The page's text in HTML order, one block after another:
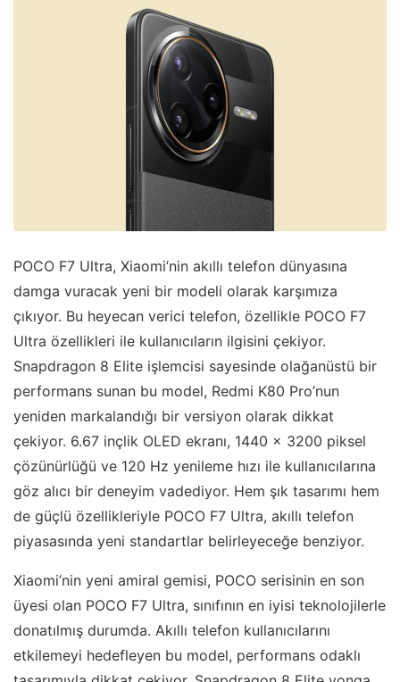
POCO F7 Ultra, Xiaomi’nin akıllı telefon dünyasına
damga vuracak yeni bir modeli olarak karşımıza
çıkıyor. Bu heyecan verici telefon, özellikle POCO F7
Ultra özellikleri ile kullanıcıların ilgisini çekiyor.
Snapdragon 8 Elite işlemcisi sayesinde olağanüstü bir
performans sunan bu model, Redmi K80 Pro’nun
yeniden markalandığı bir versiyon olarak dikkat
çekiyor. 6.67 inçlik OLED ekranı, 1440 x 3200 piksel
çözünürlüğü ve 120 Hz yenileme hızı ile kullanıcılarına
göz alıcı bir deneyim vadediyor. Hem şık tasarımı hem
de güçlü özellikleriyle POCO F7 Ultra, akıllı telefon
piyasasında yeni standartlar belirleyeceğe benziyor.
Xiaomi’nin yeni amiral gemisi, POCO serisinin en son
üyesi olan POCO F7 Ultra, sınıfının en iyisi teknolojilerle
donatılmış durumda. Akıllı telefon kullanıcılarını
etkilemeyi hedefleyen bu model, performans odaklı